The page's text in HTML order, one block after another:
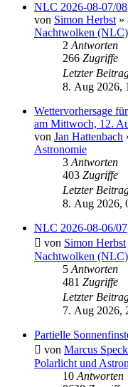
NLC 2026-08-07/08
von Simon Herbst »
Nachtwolken (NLC)
2 Antworten
266 Zugriffe
Letzter
8. Aug 2026,
Wettervorhersage
am Mittwoch, 12.
von Jan Hattenbach
Astronomie
3 Antworten
403 Zugriffe
Letzter
8. Aug 2026,
NLC 2026-08-06/07
von Simon Herbst
Nachtwolken (NLC)
5 Antworten
481 Zugriffe
Letzter
7. Aug 2026,
Partielle
von Marcus
Polarlicht und
10 Antworten